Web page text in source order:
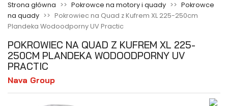
Strona główna Pokrowce na motory i quady
Pokrowce
na quady
Pokrowiec na Quad z Kufrem XL 225-250cm
Plandeka Wodoodporny UV Practic
POKROWIEC NA QUAD Z KUFREM XL 225-
250CM PLANDEKA WODOODPORNY UV
PRACTIC
Nava Group